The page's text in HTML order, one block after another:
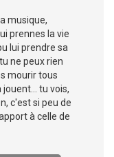
musique,
prennes la vie
lui prendre sa
ne peux rien
mourir tous
tu vois,
c'est si peu de
à celle de